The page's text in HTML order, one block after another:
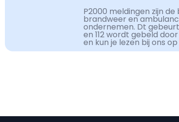
P2000 meldingen zijn
brandweer en
ondernemen. Dt
en 112 wordt gebeld
en kun je lezen bij ons